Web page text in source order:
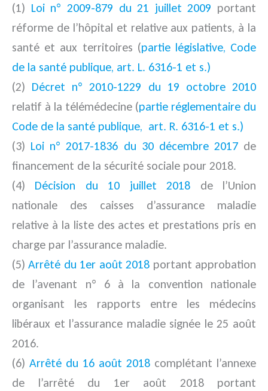
(1) Loi n° 2009-879 du 21 juillet 2009 portant
réforme de l’hôpital et relative aux patients, à la
santé et aux territoires (partie législative, Code
de la santé publique, art. L. 6316-1 et s.)
(2) Décret n° 2010-1229 du 19 octobre 2010
relatif à la télémédecine (partie réglementaire du
Code de la santé publique, art. R. 6316-1 et s.)
(3) Loi n° 2017-1836 du 30 décembre 2017de
financement de la sécurité sociale pour 2018.
(4) Décision du 10 juillet 2018 de l’Union
nationale des caisses d’assurance maladie
relative à la liste des actes et prestations pris en
charge par l’assurance maladie.
(5)Arrêté du 1er août 2018 portant approbation
de l’avenant n° 6 à la convention nationale
organisant les rapports entre les médecins
libéraux et l’assurance maladie signée le 25 août
2016.
(6) Arrêté du 16 août 2018 complétant l’annexe
de l’arrêté du 1er août 2018 portant